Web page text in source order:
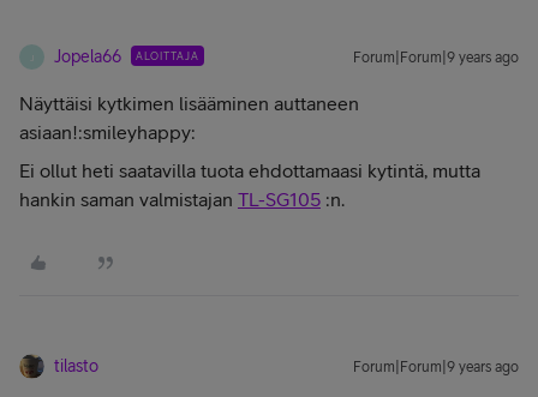
Jopela66 ALOITTAJA Forum|Forum|9 years ago
Näyttäisi kytkimen lisääminen auttaneen
asiaan!:smileyhappy:
Ei ollut heti saatavilla tuota ehdottamaasi kytintä, mutta
hankin saman valmistajan TL-SG105 :n.
tilasto Forum|Forum|9 years ago